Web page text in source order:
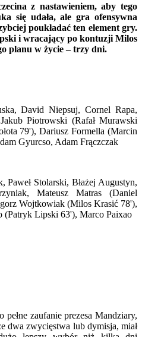
z nastawieniem, aby tego
się udała, ale gra ofensywna
poukładać ten element gry.
i wracający po kontuzji Milos
planu w życie – trzy dni.
David Niepsuj, Cornel Rapa,
Piotrowski (Rafał Murawski
79'), Dariusz Formella (Marcin
Gyurcso, Adam Frączczak
Paweł Stolarski, Błażej Augustyn,
Mateusz Matras (Daniel
Wojtkowiak (Milos Krasić 78'),
(Patryk Lipski 63'), Marco Paixao
zaufanie prezesa Mandziary,
dwa zwycięstwa lub dymisja, miał